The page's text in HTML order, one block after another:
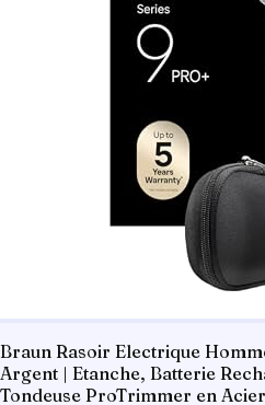
Braun Rasoir Electrique
Argent | Etanche, Batterie
Tondeuse ProTrimmer en